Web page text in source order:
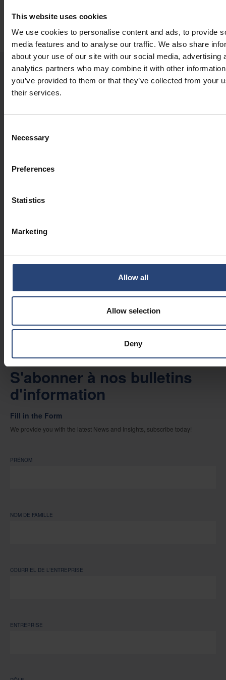
This website uses cookies
We use cookies to personalise content and ads, to provide
media features and to analyse our traffic. We also share
about your use of our site with our social media, advertising
analytics partners who may combine it with other
you’ve provided to them or that they’ve collected from your
their services.
Selection
Necessary
Preferences
Statistics
Marketing
Allow all
Allow selection
Deny
NOS DERNIÈRES NOUVELLES ET ANALYSES
Comment les fabricants peuvent-
ils adapter leurs activités aux
spécificités régionales sans
compromettre la cohérence ?
S'abonner à nos bulletins
d'information
Fill in the Form
We provide you with the latest News and Insights, subscribe today!
PRÉNOM
NOM DE FAMILLE
COURRIEL DE L'ENTREPRISE
ENTREPRISE